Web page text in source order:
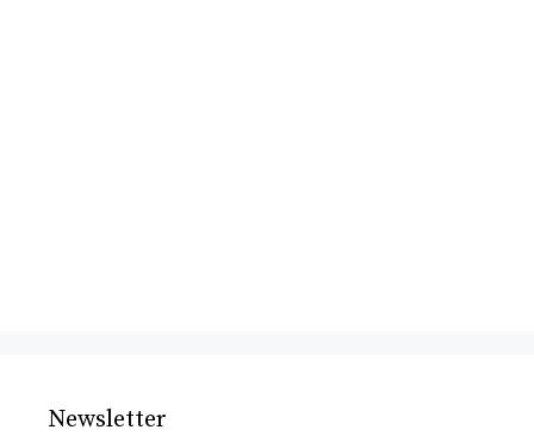
Newsletter